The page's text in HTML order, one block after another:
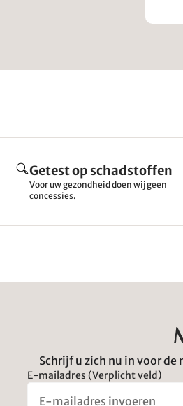
Getest op schadstoffen
Voor uw gezondheid doen wij geen
concessies.
Schrijf u zich nu in voor
E-mailadres (Verplicht veld)